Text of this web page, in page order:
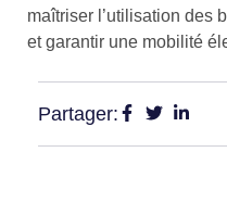
maîtriser l’utilisation des
et garantir une mobilité
Partager: